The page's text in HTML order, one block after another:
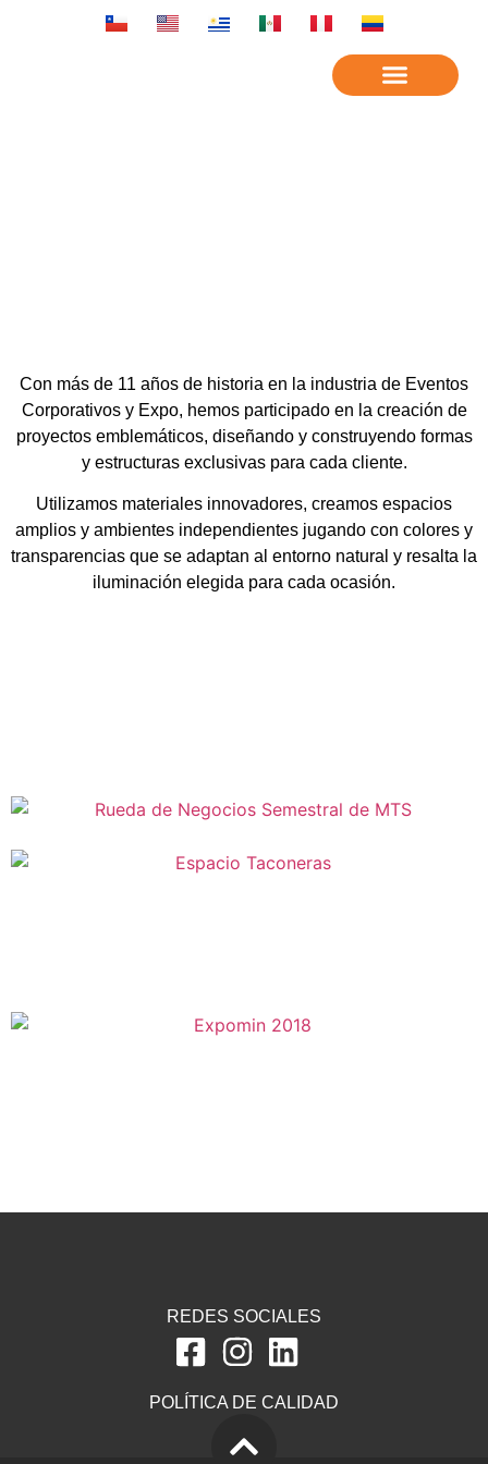
Con más de 11 años de historia en la industria de Eventos
Corporativos y Expo, hemos participado en la creación de
proyectos emblemáticos, diseñando y construyendo formas
y estructuras exclusivas para cada cliente.
Utilizamos materiales innovadores, creamos espacios
amplios y ambientes independientes jugando con colores y
transparencias que se adaptan al entorno natural y resalta la
iluminación elegida para cada ocasión.
REDES SOCIALES
POLÍTICA DE CALIDAD